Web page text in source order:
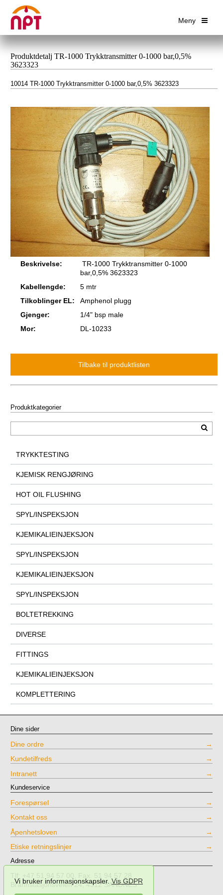
Vi bruker informasjonskapsler.Vis GDPR
Meny
Produktdetalj TR-1000 Trykktransmitter 0-1000 bar,0,5%
3623323
10014 TR-1000 Trykktransmitter 0-1000 bar,0,5% 3623323
Beskrivelse:
TR-1000 Trykktransmitter 0-1000
bar,0,5% 3623323
Kabellengde:
5 mtr
Tilkoblinger EL:
Amphenol plugg
Gjenger:
1/4" bsp male
Mor:
DL-10233
Produktkategorier
TRYKKTESTING
KJEMISK RENGJØRING
HOT OIL FLUSHING
SPYL/INSPEKSJON
KJEMIKALIEINJEKSJON
SPYL/INSPEKSJON
KJEMIKALIEINJEKSJON
SPYL/INSPEKSJON
BOLTETREKKING
DIVERSE
FITTINGS
KJEMIKALIEINJEKSJON
KOMPLETTERING
Dine sider
Dine ordre
Kundetilfreds
Intranett
Kundeservice
Forespørsel
Kontakt oss
Åpenhetsloven
Etiske retningslinjer
Adresse
Tlf: +47 51 94 57 00, Fax. 51 94 57 28
Brannstasjonsveien 24, 4312 SANDNES